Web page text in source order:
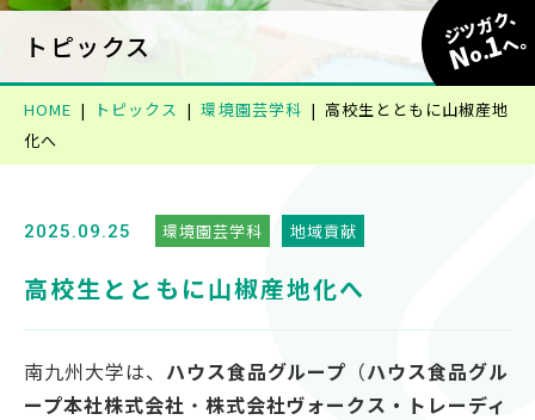
学部学科・大学院
就職・資格
対象者別
受験生の方
保護者の方
トピックス ジツガク、
No.1へ
HOME トピックス 環境園芸学科
高校生とともに山椒産地
化へ
2025.09.25 環境園芸学科 地域貢献
高校生とともに山椒産地化へ
南九州大学は、 ハウス食品グループ （ハウス食品グル
ープ本社株式会社 ・ 株式会社ヴォークス・トレーディ